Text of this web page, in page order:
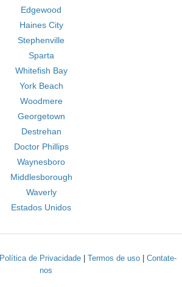
Edgewood
Haines City
Stephenville
Sparta
Whitefish Bay
York Beach
Woodmere
Georgetown
Destrehan
Doctor Phillips
Waynesboro
Middlesborough
Waverly
Estados Unidos
Política de Privacidade| Termos de uso| Contate-
nos